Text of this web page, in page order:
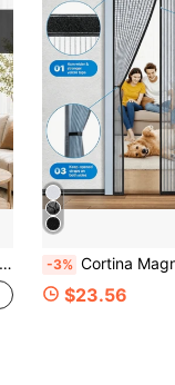
-3% Cortina Magnética de Puerta de Alta Gama 2026, Material de Malla de Diamante, a Prueba de Gatos y Resistente a Mordeduras - Diseño Sin
$23.56